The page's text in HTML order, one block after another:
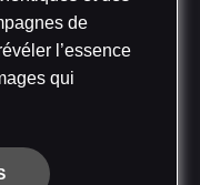
de
l’essence
qui